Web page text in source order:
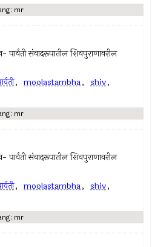
mr
संवादरूपातील शिवपुराणावरील
, moolastambha, shiv,
mr
संवादरूपातील शिवपुराणावरील
, moolastambha, shiv,
mr